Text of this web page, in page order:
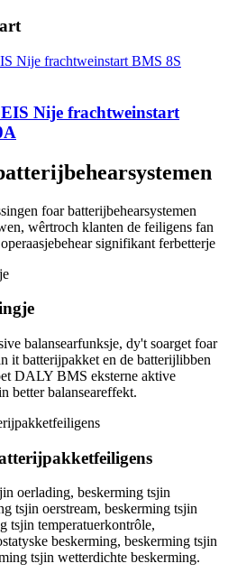
Nije frachtweinstart
foar batterijbehearsystemen
wêrtroch klanten de feiligens fan
signifikant ferbetterje
balansearfunksje, dy't soarget foar
it batterijpakket en de batterijlibben
DALY BMS eksterne aktive
better balanseareffekt.
oerlading, beskerming tsjin
tsjin oerstream, beskerming tsjin
tsjin temperatuerkontrôle,
beskerming, beskerming tsjin
tsjin wetterdichte beskerming.